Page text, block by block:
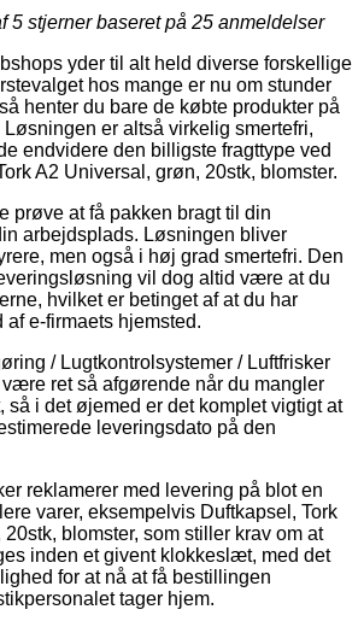
5 stjerner baseret på 25 anmeldelser
yder til alt held diverse forskellige
hos mange er nu om stunder
henter du bare de købte produkter på
er altså virkelig smertefri,
endvidere den billigste fragttype ved
A2 Universal, grøn, 20stk, blomster.
prøve at få pakken bragt til din
arbejdsplads. Løsningen bliver
men også i høj grad smertefri. Den
vil dog altid være at du
hvilket er betinget af at du har
e-firmaets hjemsted.
/ Lugtkontrolsystemer / Luftfrisker
ret så afgørende når du mangler
så i det øjemed er det komplet vigtigt at
leveringsdato på den
reklamerer med levering på blot en
varer, eksempelvis Duftkapsel, Tork
blomster, som stiller krav om at
inden et givent klokkeslæt, med det
for at nå at få bestillingen
tager hjem.